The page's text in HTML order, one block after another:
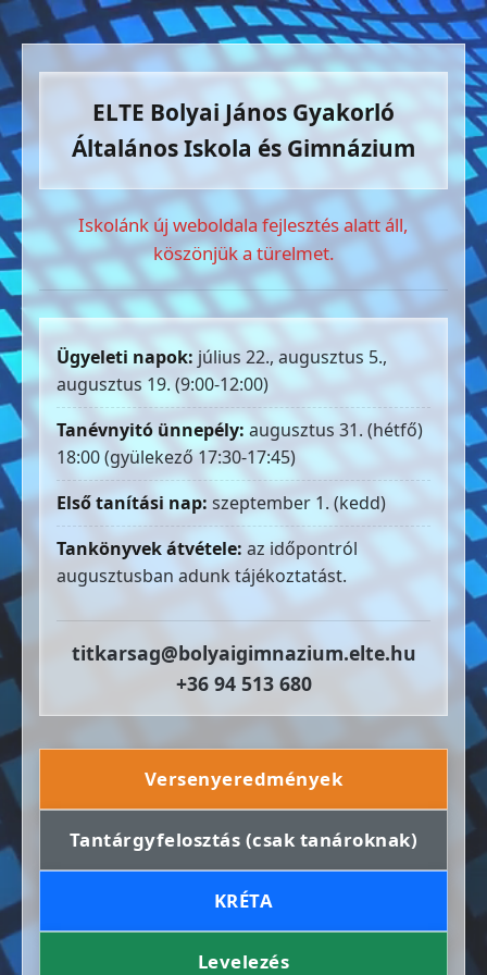
ELTE Bolyai János Gyakorló
Általános Iskola és Gimnázium
Iskolánk új weboldala fejlesztés alatt áll,
köszönjük a türelmet.
Ügyeleti napok: július 22., augusztus 5.,
augusztus 19. (9:00-12:00)
Tanévnyitó ünnepély: augusztus 31. (hétfő)
18:00 (gyülekező 17:30-17:45)
Első tanítási nap: szeptember 1. (kedd)
Tankönyvek átvétele: az időpontról
augusztusban adunk tájékoztatást.
titkarsag@bolyaigimnazium.elte.hu
+36 94 513 680
Versenyeredmények
Tantárgyfelosztás (csak tanároknak)
KRÉTA
Levelezés